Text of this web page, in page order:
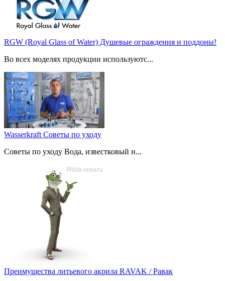
RGW (Royal Glass of Water) Душевые ограждения и поддоны!
Во всех моделях продукции используютс...
Wasserkraft Советы по уходу
Советы по уходу Вода, известковый н...
Преимущества литьевого акрила RAVAK / Равак